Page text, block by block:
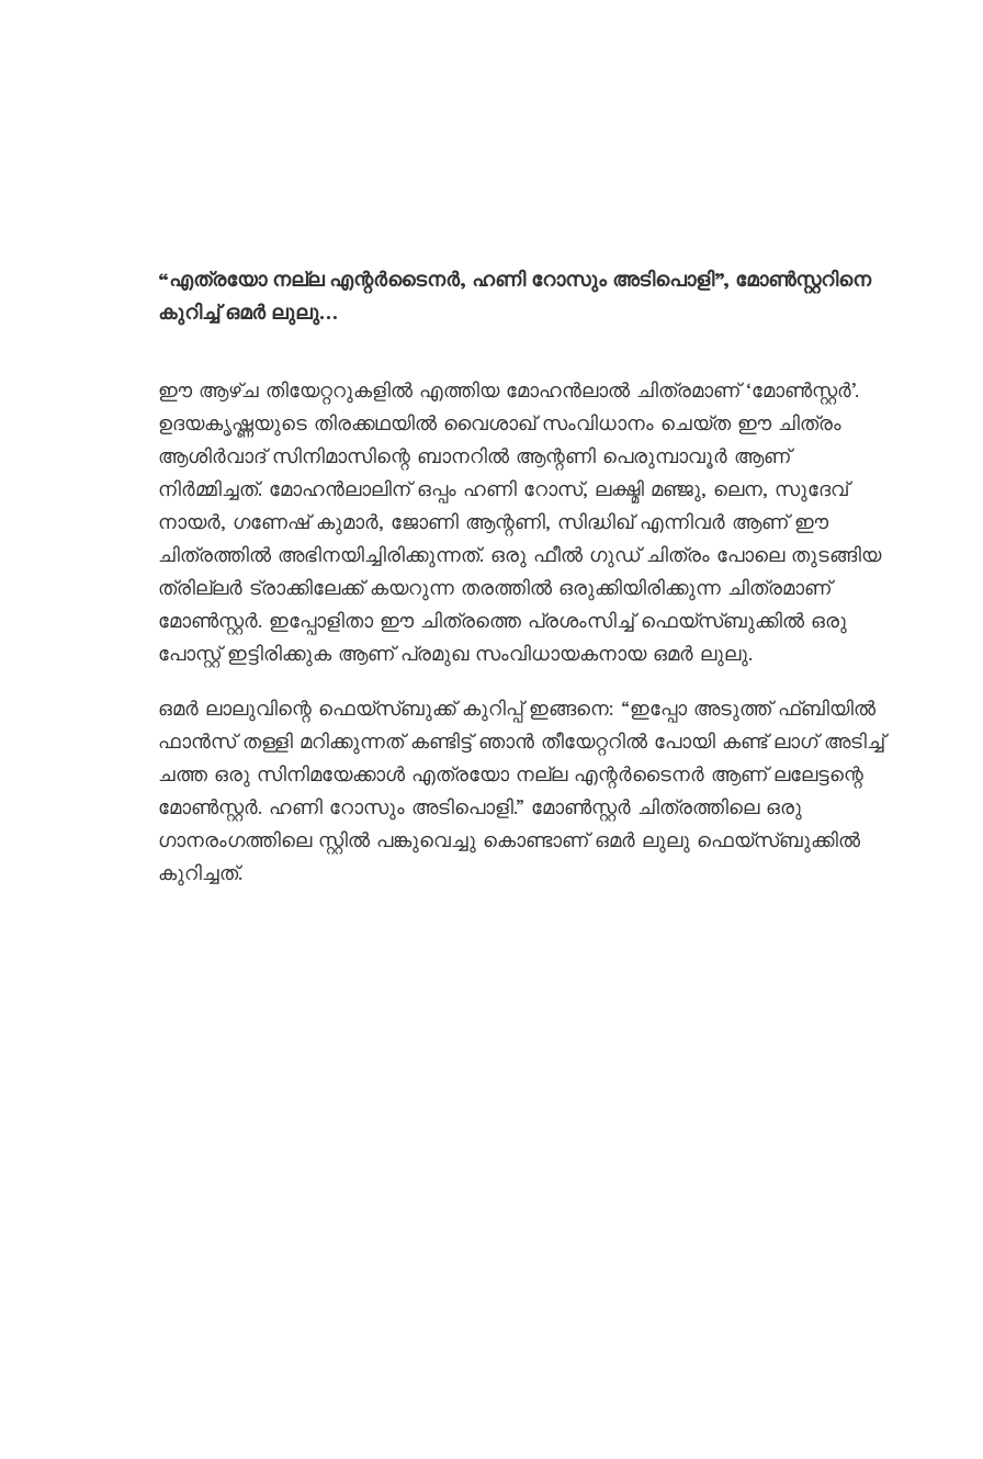
“എത്രയോ നല്ല എന്റർടൈനർ, ഹണി റോസും അടിപൊളി”, മോൺസ്റ്ററിനെ
കുറിച്ച് ഒമർ ലുലു…
ഈ ആഴ്ച തിയേറ്ററുകളിൽ എത്തിയ മോഹൻലാൽ ചിത്രമാണ് ‘മോൺസ്റ്റർ’.
ഉദയകൃഷ്ണയുടെ തിരക്കഥയിൽ വൈശാഖ് സംവിധാനം ചെയ്ത ഈ ചിത്രം
ആശിർവാദ് സിനിമാസിന്റെ ബാനറിൽ ആന്റണി പെരുമ്പാവൂർ ആണ്
നിർമ്മിച്ചത്. മോഹൻലാലിന് ഒപ്പം ഹണി റോസ്, ലക്ഷ്മി മഞ്ജു, ലെന, സുദേവ്
നായർ, ഗണേഷ് കുമാർ, ജോണി ആന്റണി, സിദ്ധിഖ് എന്നിവർ ആണ് ഈ
ചിത്രത്തിൽ അഭിനയിച്ചിരിക്കുന്നത്. ഒരു ഫീൽ ഗുഡ് ചിത്രം പോലെ തുടങ്ങിയ
ത്രില്ലർ ട്രാക്കിലേക്ക് കയറുന്ന തരത്തിൽ ഒരുക്കിയിരിക്കുന്ന ചിത്രമാണ്
മോൺസ്റ്റർ. ഇപ്പോളിതാ ഈ ചിത്രത്തെ പ്രശംസിച്ച് ഫെയ്‌സ്ബുക്കിൽ ഒരു
പോസ്റ്റ് ഇട്ടിരിക്കുക ആണ് പ്രമുഖ സംവിധായകനായ ഒമർ ലുലു.
ഒമർ ലാലുവിന്റെ ഫെയ്സ്‌ബുക്ക് കുറിപ്പ് ഇങ്ങനെ: “ഇപ്പോ അടുത്ത് ഫ്‌ബിയിൽ
ഫാൻസ് തള്ളി മറിക്കുന്നത് കണ്ടിട്ട് ഞാന്‍ തീയേറ്ററിൽ പോയി കണ്ട് ലാഗ് അടിച്ച്
ചത്ത ഒരു സിനിമയേക്കാൾ എത്രയോ നല്ല എന്റർടൈനർ ആണ് ലലേട്ടന്റെ
മോൺസ്റ്റർ. ഹണി റോസും അടിപൊളി.” മോൺസ്റ്റർ ചിത്രത്തിലെ ഒരു
ഗാനരംഗത്തിലെ സ്റ്റിൽ പങ്കുവെച്ചു കൊണ്ടാണ് ഒമർ ലുലു ഫെയ്‌സ്ബുക്കിൽ
കുറിച്ചത്.